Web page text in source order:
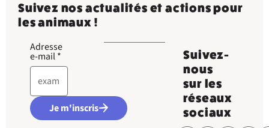
Suivez nos actualités et actions pour
les animaux !
Adresse
e-mail*
Je m'inscris
Suivez-
nous
sur les
réseaux
sociaux